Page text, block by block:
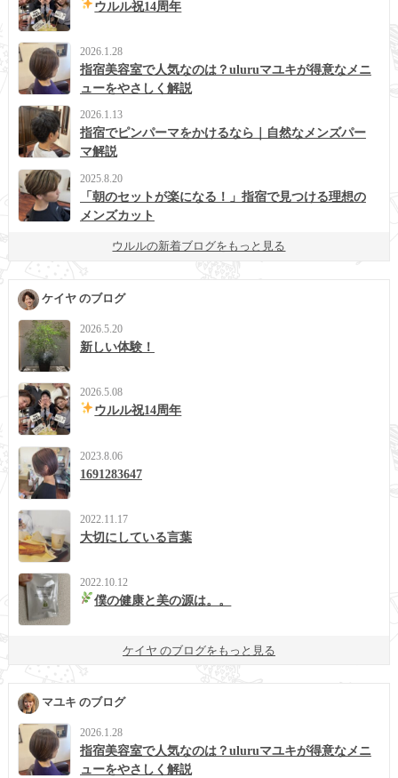
ウルル祝14周年
2026.1.28
指宿美容室で人気なのは？uluruマユキが得意なメニ
ューをやさしく解説
2026.1.13
指宿でピンパーマをかけるなら｜自然なメンズパー
マ解説
2025.8.20
「朝のセットが楽になる！」指宿で見つける理想の
メンズカット
ウルルの新着ブログをもっと見る
ケイヤ のブログ
2026.5.20
新しい体験！
2026.5.08
ウルル祝14周年
2023.8.06
1691283647
2022.11.17
大切にしている言葉
2022.10.12
僕の健康と美の源は。。
ケイヤ のブログをもっと見る
マユキ のブログ
2026.1.28
指宿美容室で人気なのは？uluruマユキが得意なメニ
ューをやさしく解説